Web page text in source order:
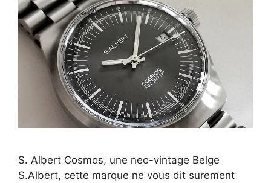
S. Albert Cosmos, une neo-vintage Belge
S.Albert, cette marque ne vous dit surement